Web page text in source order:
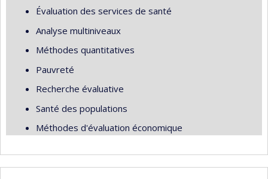
Évaluation des services de santé
Analyse multiniveaux
Méthodes quantitatives
Pauvreté
Recherche évaluative
Santé des populations
Méthodes d'évaluation économique